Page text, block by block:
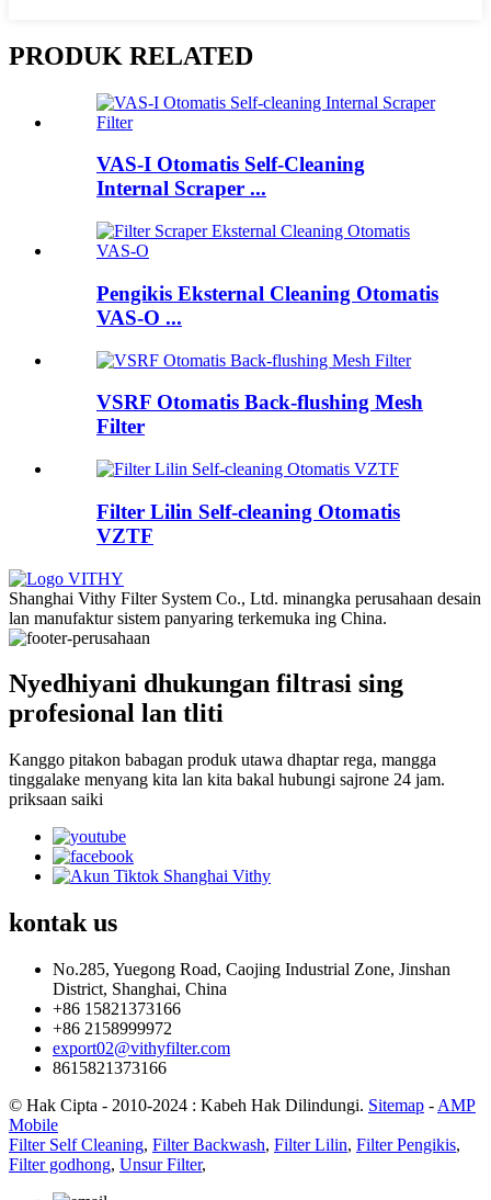
PRODUK RELATED
VAS-I Otomatis Self-Cleaning
Internal Scraper ...
Pengikis Eksternal Cleaning Otomatis
VAS-O ...
VSRF Otomatis Back-flushing Mesh
Filter
Filter Lilin Self-cleaning Otomatis
VZTF
Shanghai Vithy Filter System Co., Ltd. minangka perusahaan desain
lan manufaktur sistem panyaring terkemuka ing China.
Nyedhiyani dhukungan filtrasi sing
profesional lan tliti
Kanggo pitakon babagan produk utawa dhaptar rega, mangga
tinggalake menyang kita lan kita bakal hubungi sajrone 24 jam.
priksaan saiki
kontakus
No.285, Yuegong Road, Caojing Industrial Zone, Jinshan
District, Shanghai, China
+86 15821373166
+86 2158999972
export02@vithyfilter.com
8615821373166
© Hak Cipta - 2010-2024 : Kabeh Hak Dilindungi. Sitemap - AMP
Mobile
Filter Self Cleaning, Filter Backwash, Filter Lilin, Filter Pengikis,
Filter godhong, Unsur Filter,